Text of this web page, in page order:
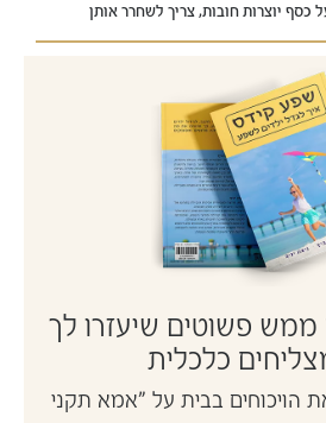
כסף יוצרות חובות, צריך לשחרר אותן
ממש פשוטים שיעזרו לך
כלכלית
הויכוחים בבית על "אמא תקני